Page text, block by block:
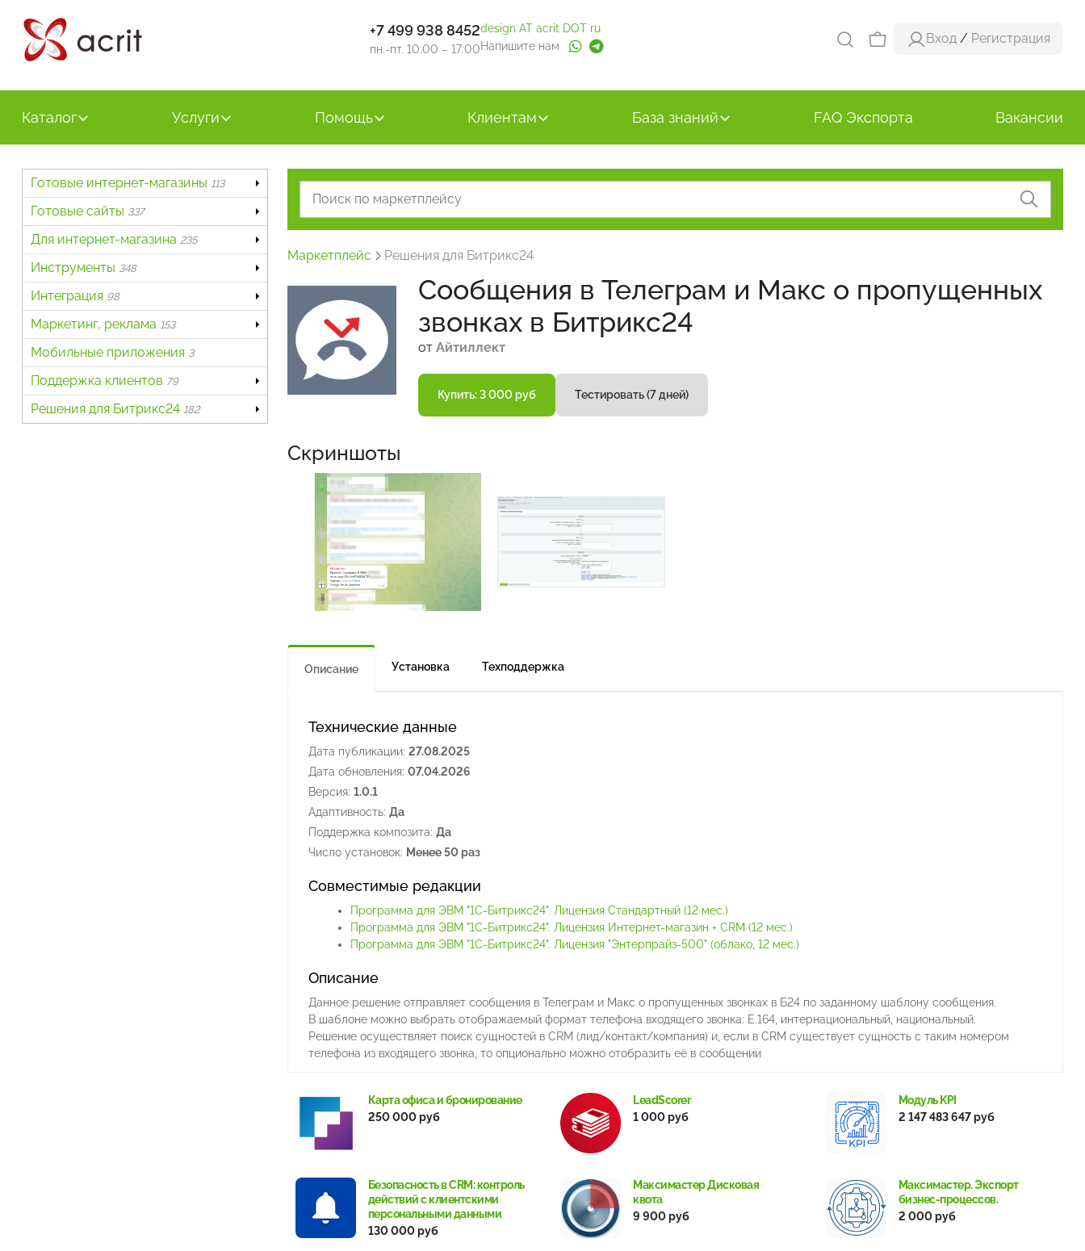
+7 499 938 8452
пн.-пт. 10:00 – 17:00
design AT acrit DOT ru
Напишите нам
Вход / Регистрация
Каталог Услуги Помощь Клиентам База знаний FAQ Экспорта Вакансии
Готовые интернет-магазины 113
Готовые сайты 337
Для интернет-магазина 235
Инструменты 348
Интеграция 98
Маркетинг, реклама 153
Мобильные приложения 3
Поддержка клиентов 79
Решения для Битрикс24 182
Маркетплейс Решения для Битрикс24
Сообщения в Телеграм и Макс о пропущенных
звонках в Битрикс24
от Айтиллект
Купить: 3 000 руб Тестировать (7 дней)
Скриншоты
Описание Установка Техподдержка
Технические данные
Дата публикации: 27.08.2025
Дата обновления: 07.04.2026
Версия: 1.0.1
Адаптивность: Да
Поддержка композита: Да
Число установок: Менее 50 раз
Совместимые редакции
Программа для ЭВМ "1С-Битрикс24". Лицензия Стандартный (12 мес.)
Программа для ЭВМ "1С-Битрикс24". Лицензия Интернет-магазин + CRM (12 мес.)
Программа для ЭВМ "1С-Битрикс24". Лицензия "Энтерпрайз-500" (облако, 12 мес.)
Описание
Данное решение отправляет сообщения в Телеграм и Макс о пропущенных звонках в Б24 по заданному шаблону сообщения.
В шаблоне можно выбрать отображаемый формат телефона входящего звонка: E.164, интернациональный, национальный.
Решение осуществляет поиск сущностей в CRM (лид/контакт/компания) и, если в CRM существует сущность с таким номером
телефона из входящего звонка, то опционально можно отобразить её в сообщении
Карта офиса и бронирование
250 000 руб
LeadScorer
1 000 руб
Модуль KPI
2 147 483 647 руб
Безопасность в CRM: контроль
действий с клиентскими
персональными данными
130 000 руб
Максимастер Дисковая
квота
9 900 руб
Максимастер. Экспорт
бизнес-процессов.
2 000 руб